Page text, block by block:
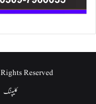
Reserved.
کلیپنگ